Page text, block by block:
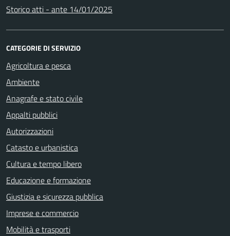
Storico atti - ante 14/01/2025
CATEGORIE DI SERVIZIO
Agricoltura e pesca
Ambiente
Anagrafe e stato civile
Appalti pubblici
Autorizzazioni
Catasto e urbanistica
Cultura e tempo libero
Educazione e formazione
Giustizia e sicurezza pubblica
Imprese e commercio
Mobilità e trasporti